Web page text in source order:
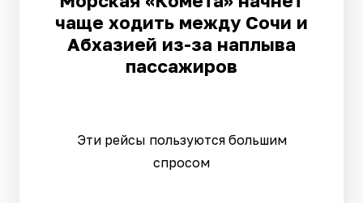
чаще ходить между Сочи и
Абхазией из-за наплыва
пассажиров
Эти рейсы пользуются большим
спросом